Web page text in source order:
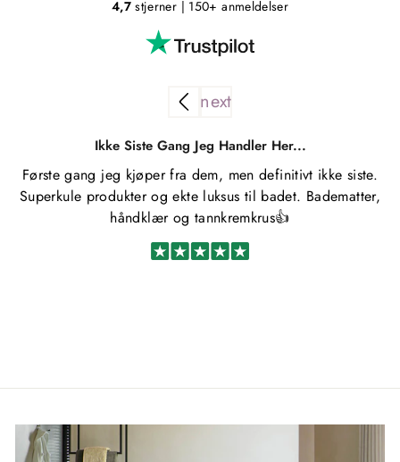
4,7stjerner | 150+ anmeldelser
Ikke Siste Gang Jeg Handler Her...
Første gang jeg kjøper fra dem, men definitivt ikke siste.
Superkule produkter og ekte luksus til badet. Badematter,
håndklær og tannkremkrus👍